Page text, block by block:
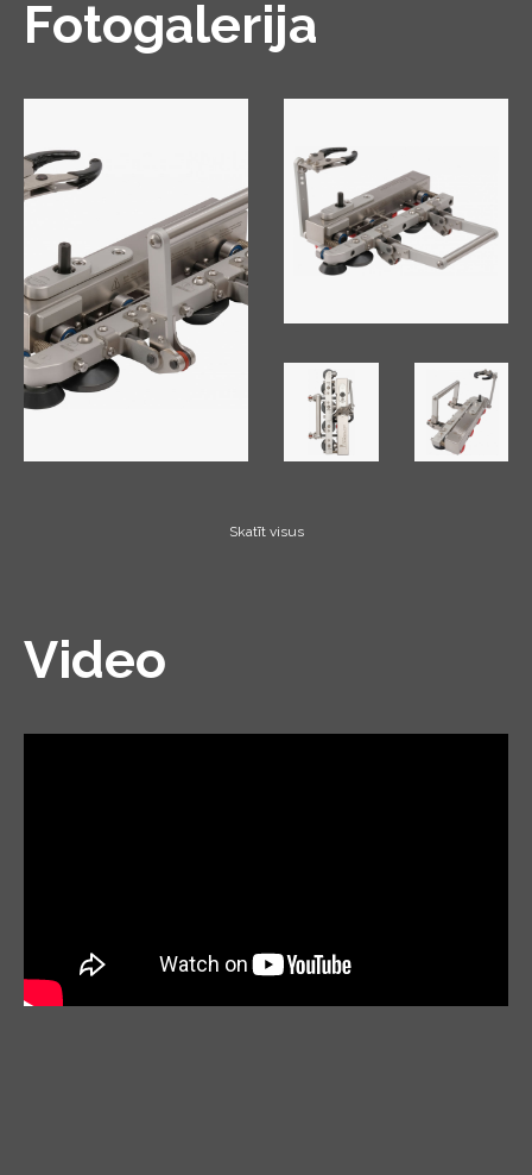
Fotogalerija
Skatīt visus
Video